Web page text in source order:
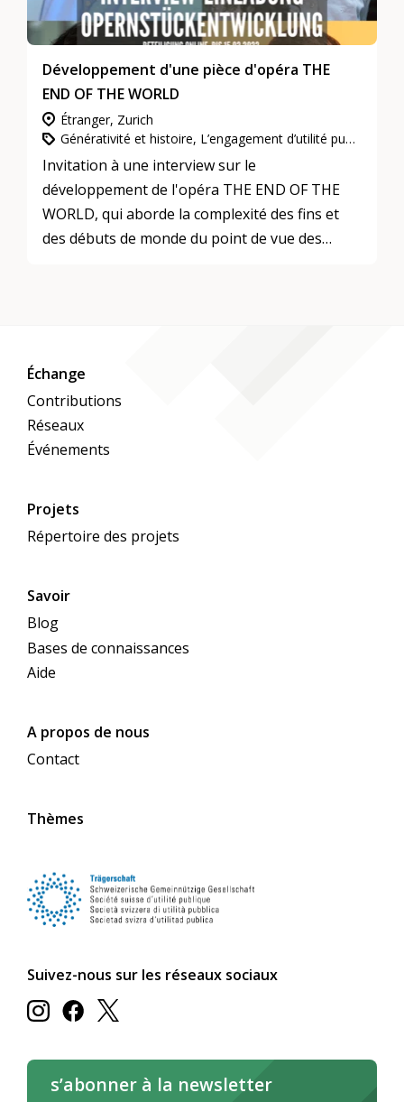
Développement d'une pièce d'opéra THE
END OF THE WORLD
Étranger, Zurich
Générativité et histoire, L’engagement d’utilité publique, Culture et arts
Invitation à une interview sur le
développement de l'opéra THE END OF THE
WORLD, qui aborde la complexité des fins et
des débuts de monde du point de vue des
Échange
Contributions
Réseaux
Événements
Projets
Répertoire des projets
Savoir
Blog
Bases de connaissances
Aide
A propos de nous
Contact
Thèmes
Suivez-nous sur les réseaux sociaux
s’abonner à la newsletter